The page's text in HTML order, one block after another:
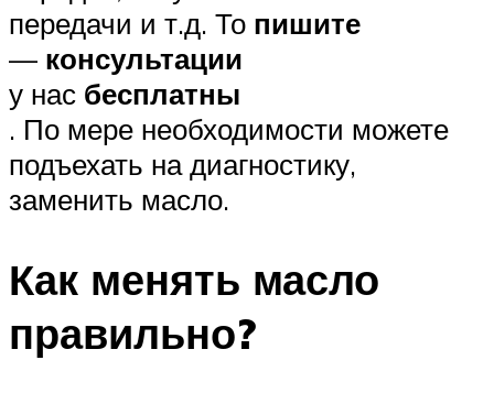
передачи и т.д. То пишите
— консультации
у нас бесплатны
. По мере необходимости можете
подъехать на диагностику,
заменить масло.
Как менять масло
правильно?